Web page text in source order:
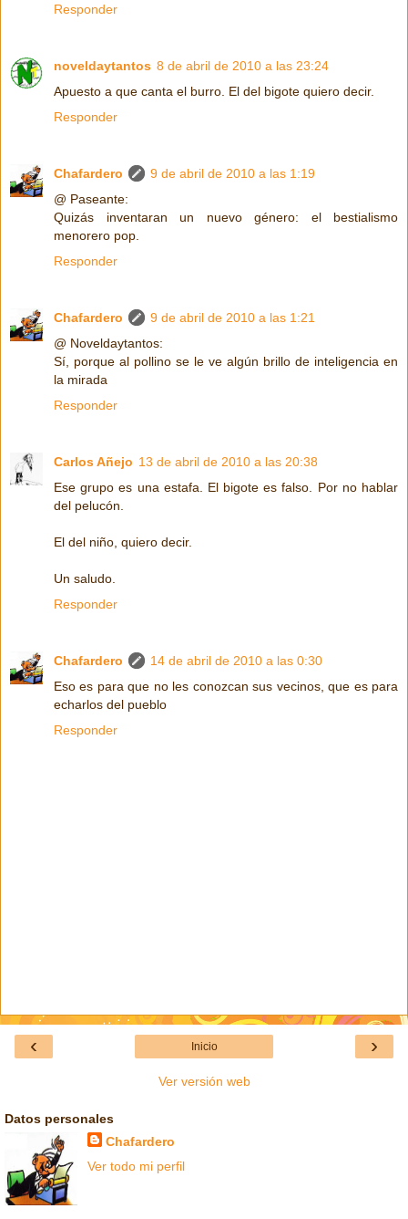
Responder
noveldaytantos 8 de abril de 2010 a las 23:24
Apuesto a que canta el burro. El del bigote quiero decir.
Responder
Chafardero
9 de abril de 2010 a las 1:19
@ Paseante:
Quizás inventaran un nuevo género: el bestialismo
menorero pop.
Responder
Chafardero
9 de abril de 2010 a las 1:21
@ Noveldaytantos:
Sí, porque al pollino se le ve algún brillo de inteligencia en
la mirada
Responder
Carlos Añejo 13 de abril de 2010 a las 20:38
Ese grupo es una estafa. El bigote es falso. Por no hablar
del pelucón.
El del niño, quiero decir.
Un saludo.
Responder
Chafardero
14 de abril de 2010 a las 0:30
Eso es para que no les conozcan sus vecinos, que es para
echarlos del pueblo
Responder
‹ ›
Inicio
Ver versión web
Datos personales
Chafardero
Ver todo mi perfil